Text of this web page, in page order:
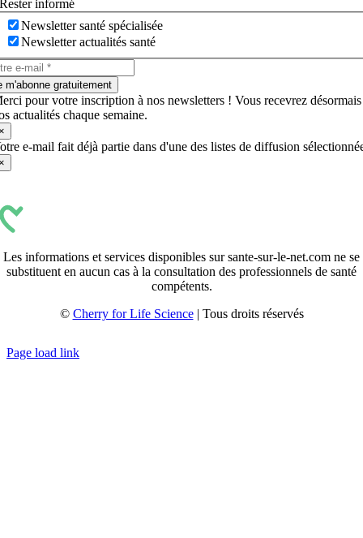
Rester informé
Newsletter santé spécialisée
Newsletter actualités santé
m'abonne gratuitement
pour votre inscription à nos newsletters ! Vous recevrez désormais
actualités chaque semaine.
e-mail fait déjà partie dans d'une des listes de diffusion
Les informations et services disponibles sur sante-sur-le-net.com ne se
substituent en aucun cas à la consultation des professionnels de santé
compétents.
© Cherry for Life Science| Tous droits réservés
Page load link